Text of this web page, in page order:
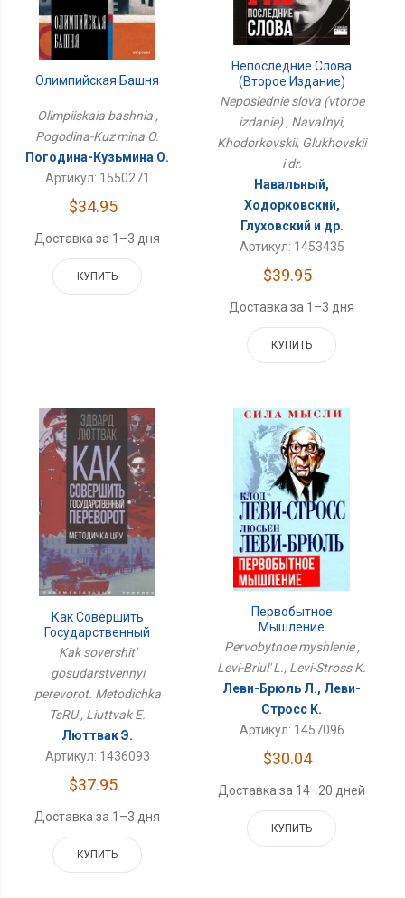
Олимпийская Башня
Olimpiiskaia bashnia ,
Pogodina-Kuz'mina O.
Погодина-Кузьмина О.
Артикул: 1550271
$34.95
Доставка за 1–3 дня
КУПИТЬ
Непоследние Слова
(второе Издание)
Neposlednie slova (vtoroe
izdanie) , Naval'nyi,
Khodorkovskii, Glukhovskii
i dr.
Навальный,
Ходорковский,
Глуховский и др.
Артикул: 1453435
$39.95
Доставка за 1–3 дня
КУПИТЬ
Как Совершить
Государственный
Переворот. Методичка
Kak sovershit'
gosudarstvennyi
perevorot. Metodichka
TsRU , Liuttvak E.
Люттвак Э.
Артикул: 1436093
$37.95
Доставка за 1–3 дня
КУПИТЬ
Первобытное
Мышление
Pervobytnoe myshlenie ,
Levi-Briul' L., Levi-Stross K.
Леви-Брюль Л., Леви-
Стросс К.
Артикул: 1457096
$30.04
Доставка за 14–20 дней
КУПИТЬ